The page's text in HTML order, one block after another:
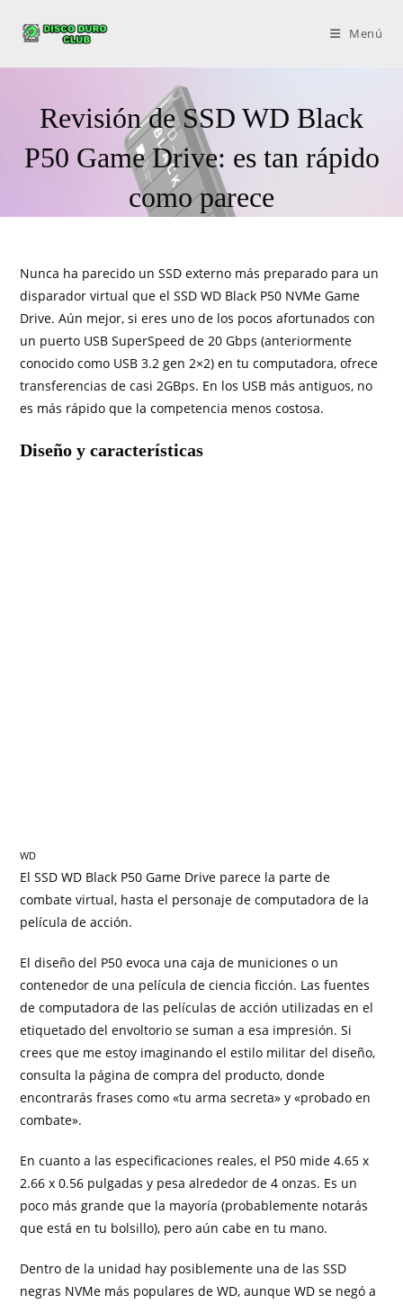
Menú
Revisión de SSD WD Black
P50 Game Drive: es tan rápido
como parece
Nunca ha parecido un SSD externo más preparado para un
disparador virtual que el SSD WD Black P50 NVMe Game
Drive. Aún mejor, si eres uno de los pocos afortunados con
un puerto USB SuperSpeed ​​de 20 Gbps (anteriormente
conocido como USB 3.2 gen 2×2) en tu computadora, ofrece
transferencias de casi 2GBps. En los USB más antiguos, no
es más rápido que la competencia menos costosa.
Diseño y características
WD
El SSD WD Black P50 Game Drive parece la parte de
combate virtual, hasta el personaje de computadora de la
película de acción.
El diseño del P50 evoca una caja de municiones o un
contenedor de una película de ciencia ficción. Las fuentes
de computadora de las películas de acción utilizadas en el
etiquetado del envoltorio se suman a esa impresión. Si
crees que me estoy imaginando el estilo militar del diseño,
consulta la página de compra del producto, donde
encontrarás frases como «tu arma secreta» y «probado en
combate».
En cuanto a las especificaciones reales, el P50 mide 4.65 x
2.66 x 0.56 pulgadas y pesa alrededor de 4 onzas. Es un
poco más grande que la mayoría (probablemente notarás
que está en tu bolsillo), pero aún cabe en tu mano.
Dentro de la unidad hay posiblemente una de las SSD
negras NVMe más populares de WD, aunque WD se negó a